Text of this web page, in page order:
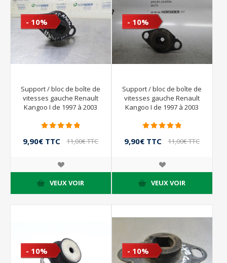
- 10%
Support / bloc de boîte de
vitesses gauche Renault
Kangoo I de 1997 à 2003
9,90€ TTC 11,00€ TTC
VEUX VOIR
- 10%
Support / bloc de boîte de
vitesses gauche Renault
Kangoo I de 1997 à 2003
9,90€ TTC 11,00€ TTC
VEUX VOIR
- 10% - 10%